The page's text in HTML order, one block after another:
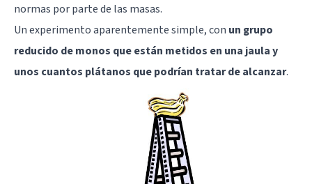
normas por parte de las masas.
Un experimento aparentemente simple, con un grupo
reducido de monos que están metidos en una jaula y
unos cuantos plátanos que podrían tratar de alcanzar.